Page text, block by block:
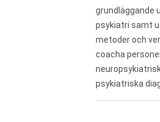
grundläggande
psykiatri samt
metoder och
coacha
psykiatriska